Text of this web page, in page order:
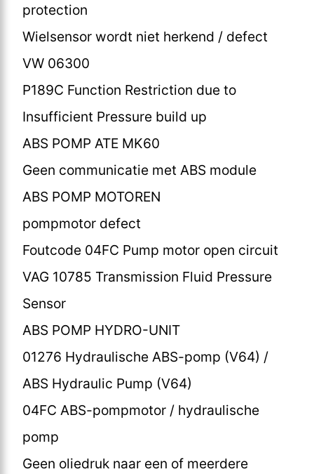
protection
Wielsensor wordt niet herkend / defect
VW 06300
P189C Function Restriction due to
Insufficient Pressure build up
ABS POMP ATE MK60
Geen communicatie met ABS module
ABS POMP MOTOREN
pompmotor defect
Foutcode 04FC Pump motor open circuit
VAG 10785 Transmission Fluid Pressure
Sensor
ABS POMP HYDRO-UNIT
01276 Hydraulische ABS-pomp (V64) /
ABS Hydraulic Pump (V64)
04FC ABS-pompmotor / hydraulische
pomp
Geen oliedruk naar een of meerdere